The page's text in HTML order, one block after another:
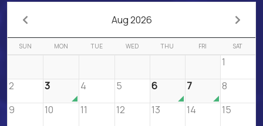
Aug 2026
SUN MON TUE WED THU FRI SAT
1
2
3 4 5 6 7
8
9
10 11 12 13 14
15